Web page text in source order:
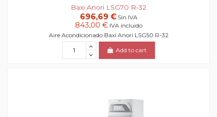
Baxi Anori LSG70 R-32
696,69 € Sin IVA
843,00 € IVA incluido
Aire Acondicionado Baxi Anori LSG50 R-32
Add to cart